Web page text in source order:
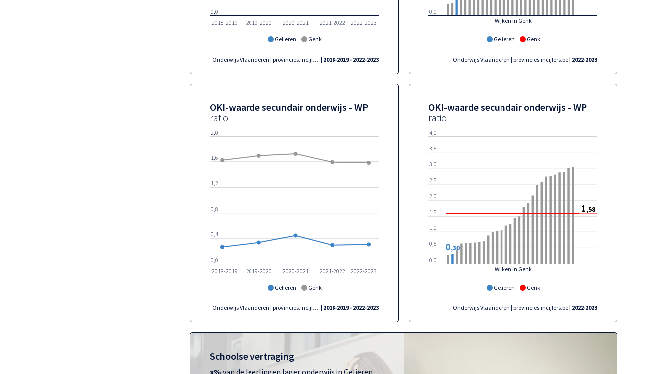
Gelieren Genk
2018-2019 2019-2020 2020-2021 2021-2022 2022-2023
0,0
Onderwijs Vlaanderen | provincies.incijfers.be | 2018-2019 - 2022-2023
Gelieren Genk
Wijken in Genk
0,0
Onderwijs Vlaanderen | provincies.incijfers.be| 2022-2023
OKI-waarde secundair onderwijs - WP
ratio
Gelieren Genk
2018-2019 2019-2020 2020-2021 2021-2022 2022-2023
0,0
0,4
0,8
1,2
1,6
2,0
Onderwijs Vlaanderen | provincies.incijfers.be | 2018-2019 - 2022-2023
OKI-waarde secundair onderwijs - WP
ratio
Gelieren Genk
Wijken in Genk
0,0
0,5
1,0
1,5
2,0
2,5
3,0
3,5
4,0
0,30
1,58
Onderwijs Vlaanderen | provincies.incijfers.be| 2022-2023
Schoolse vertraging
x% van de leerlingen lager onderwijs in Gelieren